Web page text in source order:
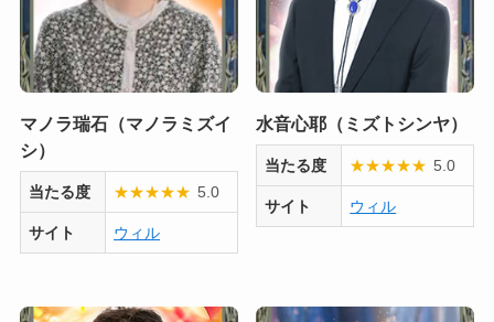
マノラ瑞石（マノラミズイ
シ）
当たる度 ★★★★★ 5.0
サイト ウィル
水音心耶（ミズトシンヤ）
当たる度 ★★★★★ 5.0
サイト ウィル